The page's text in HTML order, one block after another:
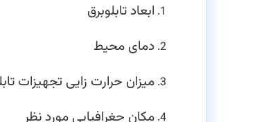
ابعاد تابلوبرق
دمای محیط
میزان حرارت زایی تجهیزات
مکان جغرافیایی مورد نظر